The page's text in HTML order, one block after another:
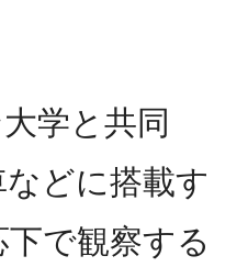
学と共同
どに搭載す
で観察する